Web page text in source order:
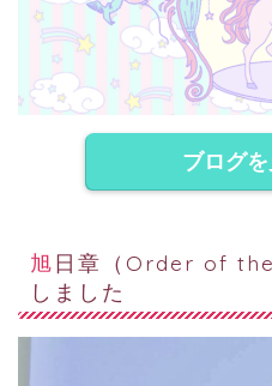
ブログ
旭日章（Order of the Rising Sun）を受章
しました